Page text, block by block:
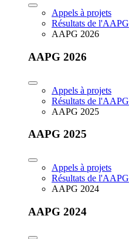
Appels à projets
Résultats de l'AAPG
AAPG 2026
AAPG 2026
Appels à projets
Résultats de l'AAPG
AAPG 2025
AAPG 2025
Appels à projets
Résultats de l'AAPG
AAPG 2024
AAPG 2024